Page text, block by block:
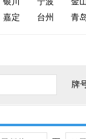
嘉定 台州 青
牌